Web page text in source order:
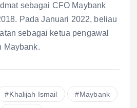
sebagai CFO Maybank
Pada Januari 2022, beliau
sebagai ketua pengawal
Maybank.
Khalijah Ismail Maybank